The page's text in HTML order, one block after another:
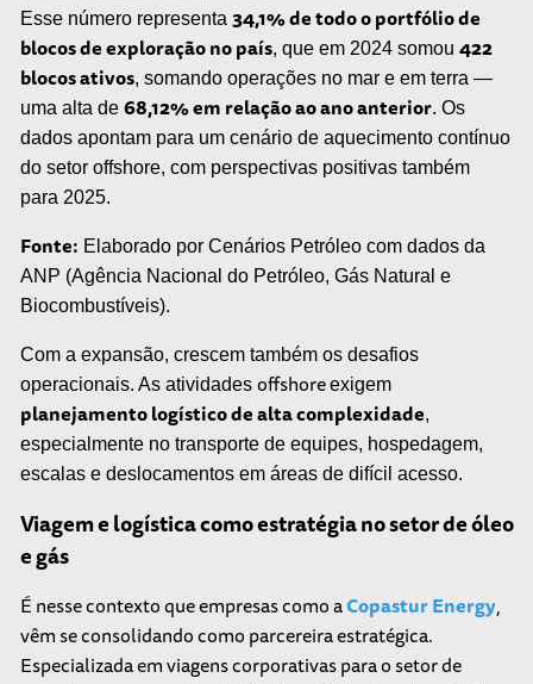
Esse número representa 34,1% de todo o portfólio de
blocos de exploração no país, que em 2024 somou 422
blocos ativos, somando operações no mar e em terra —
uma alta de 68,12% em relação ao ano anterior. Os
dados apontam para um cenário de aquecimento contínuo
do setor offshore, com perspectivas positivas também
para 2025.
Fonte: Elaborado por Cenários Petróleo com dados da
ANP (Agência Nacional do Petróleo, Gás Natural e
Biocombustíveis).
Com a expansão, crescem também os desafios
operacionais. As atividades offshoreexigem
planejamento logístico de alta complexidade,
especialmente no transporte de equipes, hospedagem,
escalas e deslocamentos em áreas de difícil acesso.
Viagem e logística como estratégia no setor de óleo
e gás
É nesse contexto que empresas como aCopastur Energy,
vêm se consolidando como parcereira estratégica.
Especializada em viagens corporativas para o setor de